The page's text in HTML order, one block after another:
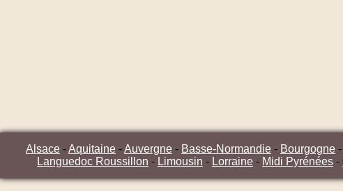
Alsace -Aquitaine -Auvergne - Basse-Normandie - Bourgogne -
Languedoc Roussillon - Limousin - Lorraine - Midi Pyrénées -